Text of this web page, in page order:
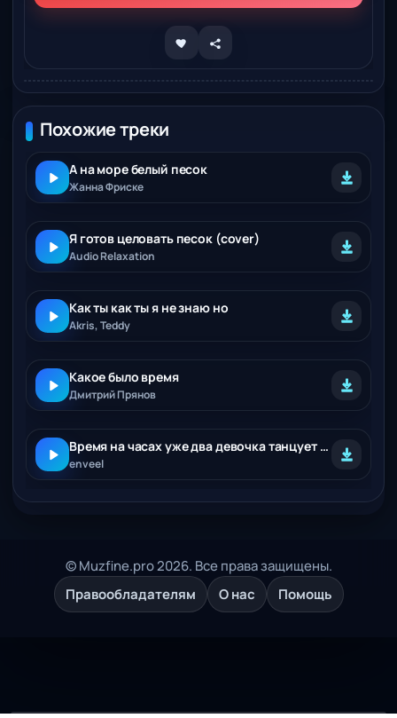
Похожие треки
А на море белый песок
Жанна Фриске
Я готов целовать песок (cover)
Audio Relaxation
Как ты как ты я не знаю но
Akris, Teddy
Какое было время
Дмитрий Прянов
Время на часах уже два девочка танцует одна
enveel
© Muzfine.pro 2026. Все права защищены.
Правообладателям
О нас Помощь